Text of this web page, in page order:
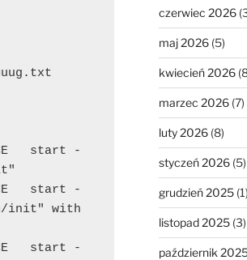
start -
start -
init" with
start -
czerwiec 2026
maj 2026(5)
kwiecień 2026
marzec 2026(7)
luty 2026(8)
styczeń 2026(5)
grudzień 2025(1)
listopad 2025(3)
październik